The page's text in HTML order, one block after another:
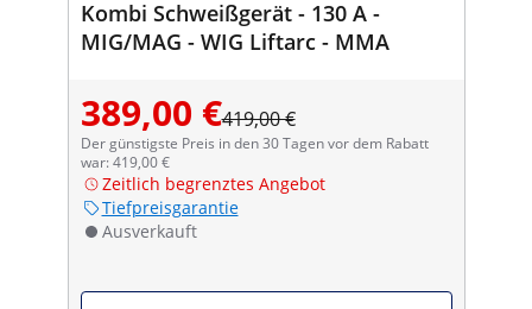
Kombi Schweißgerät - 130 A -
MIG/MAG - WIG Liftarc - MMA
389,00 €419,00 €
Der günstigste Preis in den 30 Tagen vor dem Rabatt
war: 419,00 €
Zeitlich begrenztes Angebot
Tiefpreisgarantie
Ausverkauft